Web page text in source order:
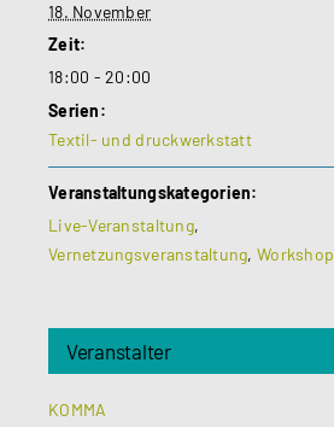
18. November
Zeit:
18:00 - 20:00
Serien:
Textil- und druckwerkstatt
Veranstaltungskategorien:
Live-Veranstaltung,
Vernetzungsveranstaltung,Workshop
Veranstalter
KOMMA